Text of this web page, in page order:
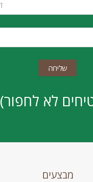
לא לחפור)
מבצעים